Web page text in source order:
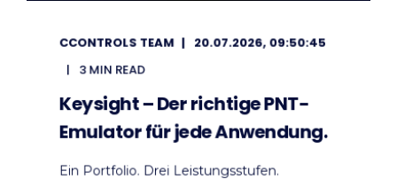
CCONTROLS TEAM
20.07.2026, 09:50:45
3 MIN READ
Keysight – Der richtige PNT-
Emulator für jede Anwendung.
Ein Portfolio. Drei Leistungsstufen.